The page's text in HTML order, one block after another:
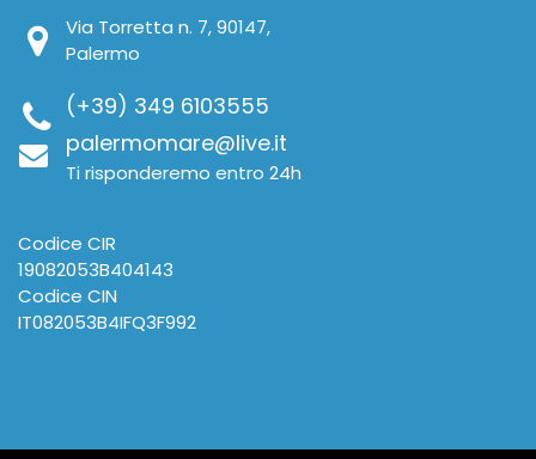
Via Torretta n. 7, 90147,
Palermo
(+39) 349 6103555
palermomare@live.it
Ti risponderemo entro 24h
Codice CIR
19082053B404143
Codice CIN
IT082053B4IFQ3F992